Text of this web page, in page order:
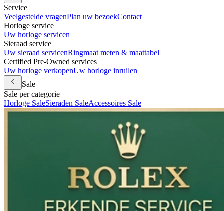
Service
Veelgestelde vragenPlan uw bezoekContact
Horloge service
Uw horloge servicen
Sieraad service
Uw sieraad servicenRingmaat meten & maattabel
Certified Pre-Owned services
Uw horloge verkopenUw horloge inruilen
Sale
Sale per categorie
Horloge SaleSieraden SaleAccessoires Sale